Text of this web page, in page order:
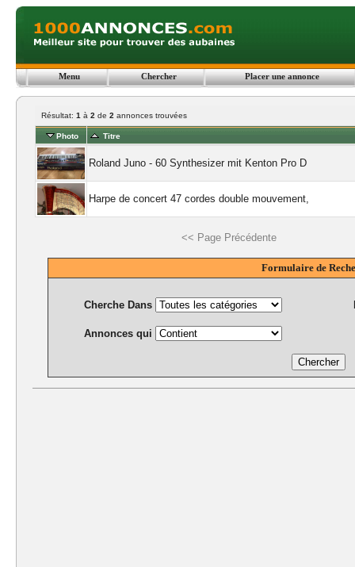
Menu Chercher Placer une annonce
Résultat: 1 à 2 de 2 annonces trouvées
Photo Titre
Roland Juno - 60 Synthesizer mit Kenton Pro D
Harpe de concert 47 cordes double mouvement,
<< Page Précédente
Formulaire de
Cherche Dans
Annonces qui